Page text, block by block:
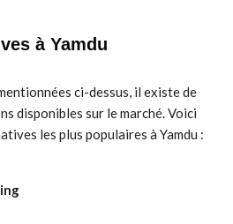
à Yamdu
ci-dessus, il existe de
disponibles sur le marché. Voici
les plus populaires à Yamdu :